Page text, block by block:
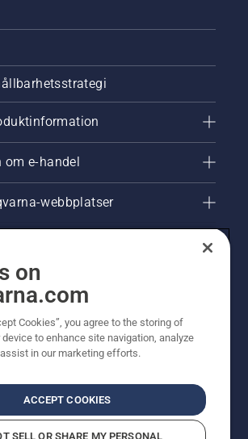
om e-handel
webbplatser
(publ). All rights reserved. Priserna
cirkapriser. Alla angivna
försäljningspriser (inkl.
produkten är tillgänglig för direkt köp.
on
Cookies”, you agree to the storing of
to enhance site navigation, analyze
in our marketing efforts.
ACCEPT COOKIES
SELL OR SHARE MY PERSONAL